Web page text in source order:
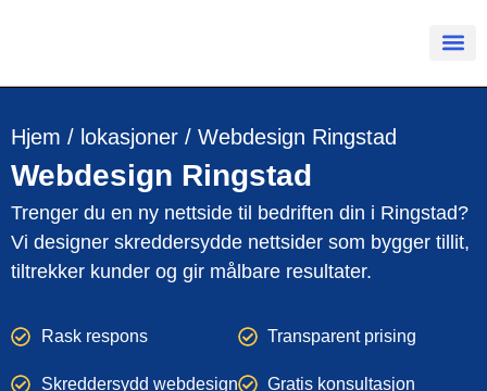
Hjem / lokasjoner / Webdesign Ringstad
Webdesign Ringstad
Trenger du en ny nettside til bedriften din i Ringstad?
Vi designer skreddersydde nettsider som bygger tillit,
tiltrekker kunder og gir målbare resultater.
Rask respons
Skreddersydd webdesign
Transparent prising
Gratis konsultasjon